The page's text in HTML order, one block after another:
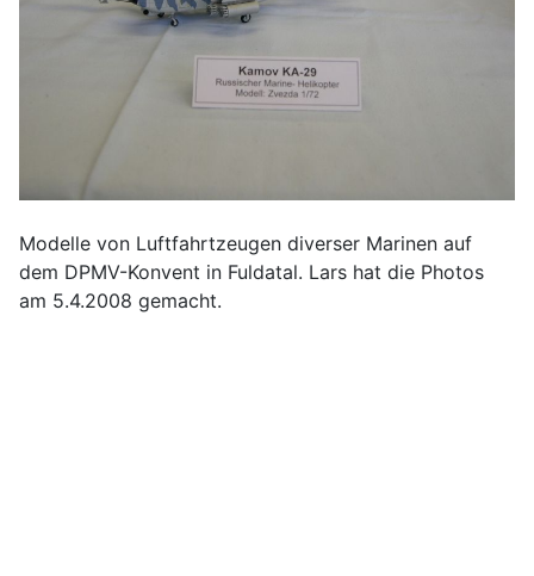
Modelle von Luftfahrtzeugen diverser Marinen auf
dem DPMV-Konvent in Fuldatal. Lars hat die Photos
am 5.4.2008 gemacht.